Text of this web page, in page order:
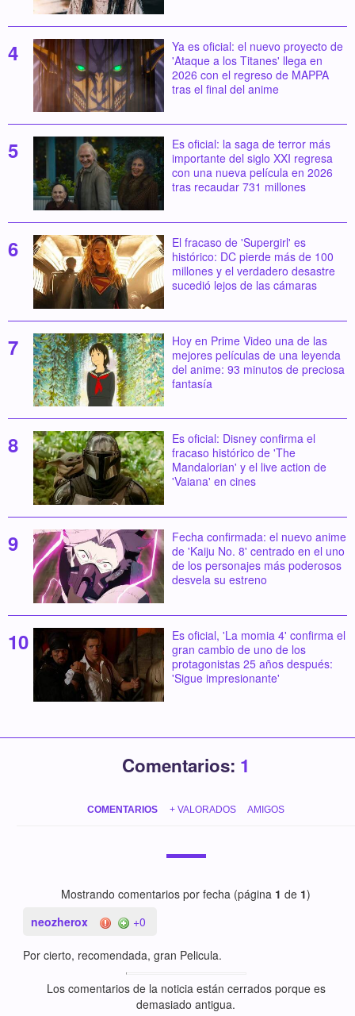
Ya es oficial: el nuevo proyecto de
'Ataque a los Titanes' llega en
2026 con el regreso de MAPPA
tras el final del anime
Es oficial: la saga de terror más
importante del siglo XXI regresa
con una nueva película en 2026
tras recaudar 731 millones
El fracaso de 'Supergirl' es
histórico: DC pierde más de 100
millones y el verdadero desastre
sucedió lejos de las cámaras
Hoy en Prime Video una de las
mejores películas de una leyenda
del anime: 93 minutos de preciosa
fantasía
Es oficial: Disney confirma el
fracaso histórico de 'The
Mandalorian' y el live action de
'Vaiana' en cines
Fecha confirmada: el nuevo anime
de 'Kaiju No. 8' centrado en el uno
de los personajes más poderosos
desvela su estreno
Es oficial, 'La momia 4' confirma el
gran cambio de uno de los
protagonistas 25 años después:
'Sigue impresionante'
Comentarios: 1
COMENTARIOS + VALORADOS AMIGOS
Mostrando comentarios por fecha (página 1 de 1)
neozherox
+0
Por cierto, recomendada, gran Pelicula.
Los comentarios de la noticia están cerrados porque es
demasiado antigua.